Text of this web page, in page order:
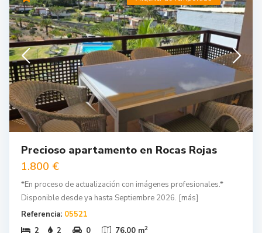
Precioso apartamento en Rocas Rojas
1.800 €
*En proceso de actualización con imágenes profesionales.*
Disponible desde ya hasta Septiembre 2026. [más]
Referencia: 05521
2
2 0 76.00 m2